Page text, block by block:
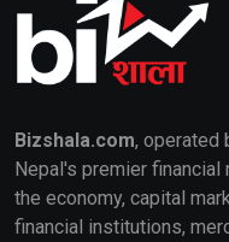
Bizshala.com, operated
Nepal's premier
the economy, capital
financial institutions,